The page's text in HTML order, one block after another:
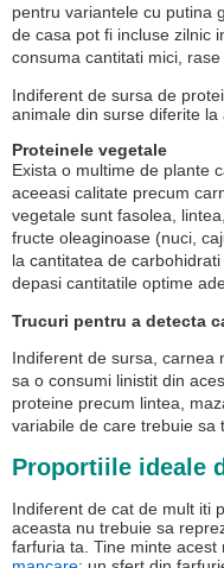
pentru variantele cu putina
de casa pot fi incluse zilnic
consuma cantitati mici, rase
Indiferent de sursa de
animale din surse diferite la
Proteinele vegetale
Exista o multime de plante
aceeasi calitate precum
vegetale sunt fasolea,
fructe oleaginoase (nuci,
la cantitatea de
depasi cantitatile optime
Trucuri pentru a detecta
Indiferent de sursa, carnea
sa o consumi linistit din
proteine precum lintea,
variabile de care trebuie sa
Proportiile ideale
Indiferent de cat de mult iti
aceasta nu trebuie sa
farfuria ta. Tine minte acest